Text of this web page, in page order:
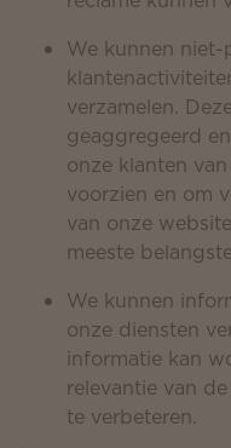
We kunnen
verzamelen.
geaggregeerd
onze klanten
voorzien en om
van onze
meeste
We kunnen
onze diensten
informatie kan
relevantie van
te verbeteren.